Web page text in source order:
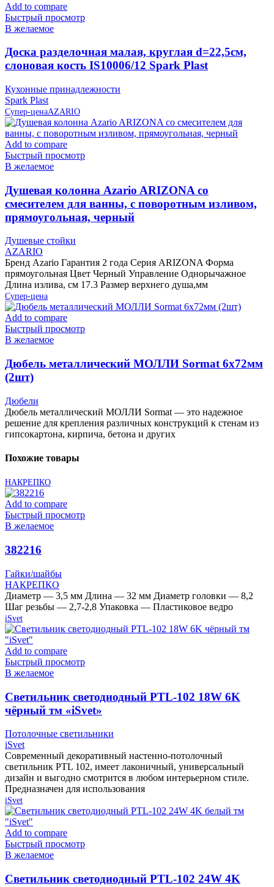
Add to compare
Быстрый просмотр
В желаемое
Доска разделочная малая, круглая d=22,5см,
слоновая кость IS10006/12 Spark Plast
Кухонные принадлежности
Spark Plast
Супер-ценаAZARIO
Add to compare
Быстрый просмотр
В желаемое
Душевая колонна Azario ARIZONA со
смесителем для ванны, с поворотным изливом,
прямоугольная, черный
Душевые стойки
AZARIO
Бренд Azario Гарантия 2 года Серия ARIZONA Форма
прямоугольная Цвет Черный Управление Однорычажное
Длина излива, см 17.3 Размер верхнего душа,мм
Супер-цена
Add to compare
Быстрый просмотр
В желаемое
Дюбель металлический МОЛЛИ Sormat 6х72мм
(2шт)
Дюбели
Дюбель металлический МОЛЛИ Sormat — это надежное
решение для крепления различных конструкций к стенам из
гипсокартона, кирпича, бетона и других
Похожие товары
НАКРЕПКО
Add to compare
Быстрый просмотр
В желаемое
382216
Гайки/шайбы
НАКРЕПКО
Диаметр — 3,5 мм Длина — 32 мм Диаметр головки — 8,2
Шаг резьбы — 2,7-2,8 Упаковка — Пластиковое ведро
iSvet
Add to compare
Быстрый просмотр
В желаемое
Cветильник светодиодный PTL-102 18W 6K
чёрный тм «iSvet»
Потолочные светильники
iSvet
Современный декоративный настенно-потолочный
светильник PTL 102, имеет лаконичный, универсальный
дизайн и выгодно смотрится в любом интерьерном стиле.
Предназначен для использования
iSvet
Add to compare
Быстрый просмотр
В желаемое
Cветильник светодиодный PTL-102 24W 4K